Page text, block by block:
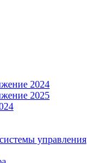
2024
2025
управления